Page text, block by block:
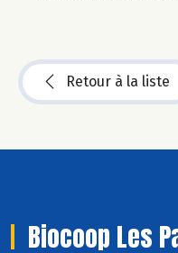
Retour à la liste
Biocoop Les